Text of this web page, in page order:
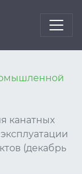
канатных
(декабрь